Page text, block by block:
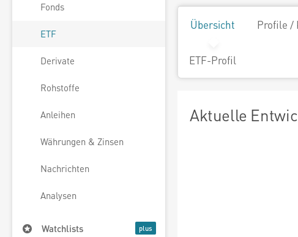
Fonds
ETF
Derivate
Rohstoffe
Anleihen
Währungen & Zinsen
Nachrichten
Analysen
Watchlists
Übersicht Profile /
ETF-Profil
Aktuelle